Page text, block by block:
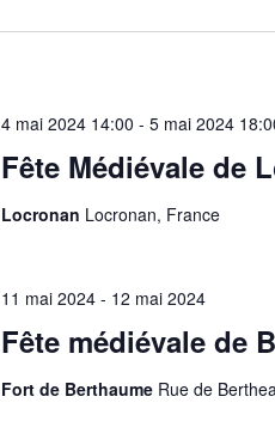
Fête Médiévale de
4 mai 2024 14:00 - 5 mai 2024
Locronan Locronan, France
Fête médiévale de
11 mai 2024- 12 mai 2024
Fort de Berthaume Rue de